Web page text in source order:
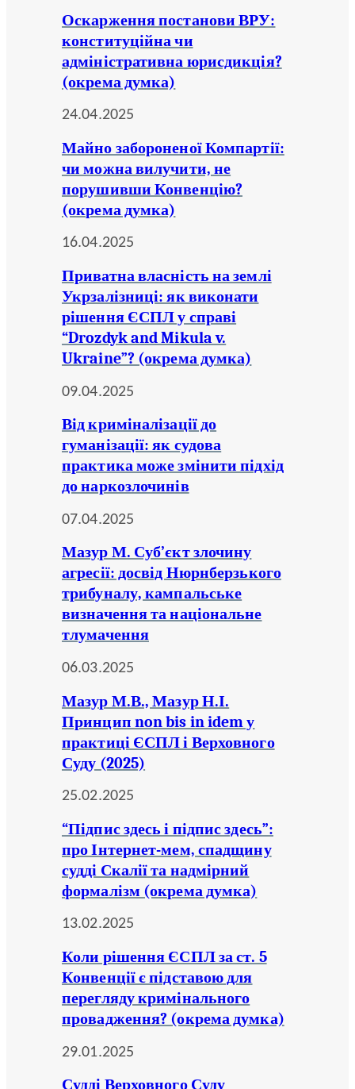
Оскарження постанови ВРУ:
конституційна чи
адміністративна юрисдикція?
(окрема думка)
24.04.2025
Майно забороненої Компартії:
чи можна вилучити, не
порушивши Конвенцію?
(окрема думка)
16.04.2025
Приватна власність на землі
Укрзалізниці: як виконати
рішення ЄСПЛ у справі
“Drozdyk and Mikula v.
Ukraine”? (окрема думка)
09.04.2025
Від криміналізації до
гуманізації: як судова
практика може змінити підхід
до наркозлочинів
07.04.2025
Мазур М. Суб’єкт злочину
агресії: досвід Нюрнберзького
трибуналу, кампальське
визначення та національне
тлумачення
06.03.2025
Мазур М.В., Мазур Н.І.
Принцип non bis in idem у
практиці ЄСПЛ і Верховного
Суду (2025)
25.02.2025
“Підпис здесь і підпис здесь”:
про Інтернет-мем, спадщину
судді Скалії та надмірний
формалізм (окрема думка)
13.02.2025
Коли рішення ЄСПЛ за ст. 5
Конвенції є підставою для
перегляду кримінального
провадження? (окрема думка)
29.01.2025
Судді Верховного Суду